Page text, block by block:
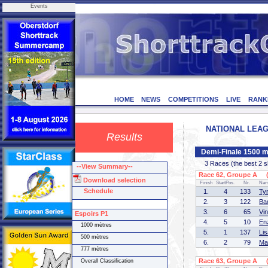
Events
HOME NEWS COMPETITIONS LIVE
Results
NATIONAL
Demi-Finale 1500
3 Races (the best 2
Race 62, Groupe A
Finish StartPos. Nr.
1. 4 133
2.
3 122
3.
6 65
4.
5 10
5.
1 137
6.
2 79
Race 63, Groupe A
--View Summary--
Download selection
Schedule
Espoirs P1
1000 mètres
500 mètres
777 mètres
Overall Classification